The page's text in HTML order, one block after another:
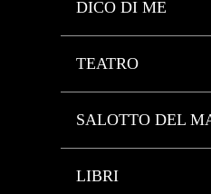
DICO DI ME
TEATRO
SALOTTO DEL
LIBRI